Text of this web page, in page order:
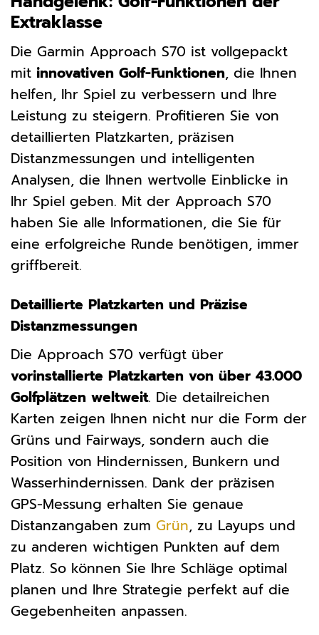
Extraklasse
Die Garmin Approach S70 ist vollgepackt
mit innovativen Golf-Funktionen, die Ihnen
helfen, Ihr Spiel zu verbessern und Ihre
Leistung zu steigern. Profitieren Sie von
detaillierten Platzkarten, präzisen
Distanzmessungen und intelligenten
Analysen, die Ihnen wertvolle Einblicke in
Ihr Spiel geben. Mit der Approach S70
haben Sie alle Informationen, die Sie für
eine erfolgreiche Runde benötigen, immer
griffbereit.
Detaillierte Platzkarten und Präzise
Distanzmessungen
Die Approach S70 verfügt über
vorinstallierte Platzkarten von über 43.000
Golfplätzen weltweit. Die detailreichen
Karten zeigen Ihnen nicht nur die Form der
Grüns und Fairways, sondern auch die
Position von Hindernissen, Bunkern und
Wasserhindernissen. Dank der präzisen
GPS-Messung erhalten Sie genaue
Distanzangaben zum Grün, zu Layups und
zu anderen wichtigen Punkten auf dem
Platz. So können Sie Ihre Schläge optimal
planen und Ihre Strategie perfekt auf die
Gegebenheiten anpassen.